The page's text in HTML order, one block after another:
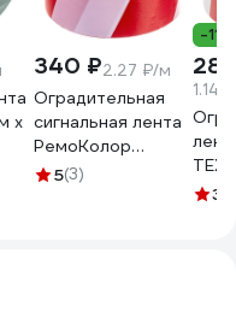
х
340 ₽2.27 ₽/м
Оградительная
сигнальная лента
РемоКолор
красно-белая, 75
5(3)
-11%
1.14
ЛО-3.8